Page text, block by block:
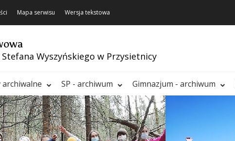
Mapa serwisu Wersja tekstowa
Stefana Wyszyńskiego w Przysietnicy
archiwalne SP - archiwum Gimnazjum - archiwum